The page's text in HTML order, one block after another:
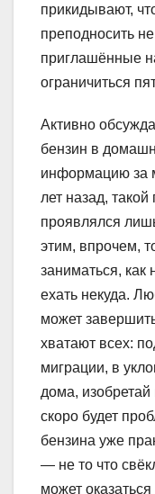
прикидывают,
преподносить
приглашённые
ограничиться
Активно
бензин в
информацию за
лет назад,
проявлялся
этим, впрочем,
заниматься, как
ехать некуда.
может
хватают всех:
миграции, в
дома,
скоро будет
бензина уже
— не то что
может